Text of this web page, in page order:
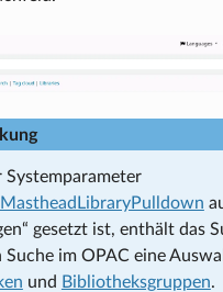
Systemparameter
gesetzt ist, enthält das
Suche im OPAC eine
und Bibliotheksgruppen.